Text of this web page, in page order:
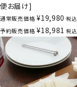
便お届け]
通常販売価格 ¥19,980 税込
予約販売価格 ¥18,981 税込